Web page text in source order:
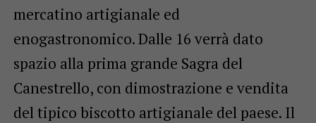
mercatino artigianale ed
enogastronomico. Dalle 16 verrà dato
spazio alla prima grande Sagra del
Canestrello, con dimostrazione e vendita
del tipico biscotto artigianale del paese. Il